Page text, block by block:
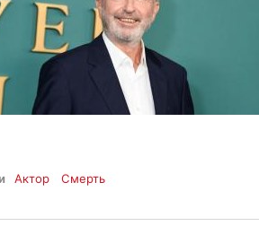
Актор Смерть